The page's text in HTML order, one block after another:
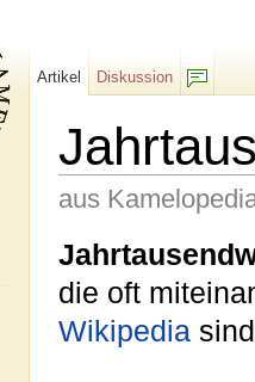
aus
die oft
Wikipedia
Artikel
Diskussion